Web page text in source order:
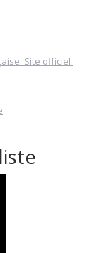
Site officiel.